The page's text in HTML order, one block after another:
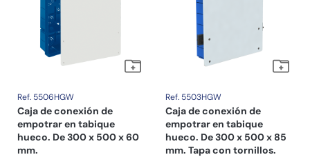
Ref. 5506HGW
Caja de conexión de
empotrar en tabique
hueco. De 300 x 500 x 60
mm.
Ref. 5503HGW
Caja de conexión de
empotrar en tabique
hueco. De 300 x 500 x 85
mm. Tapa con tornillos.